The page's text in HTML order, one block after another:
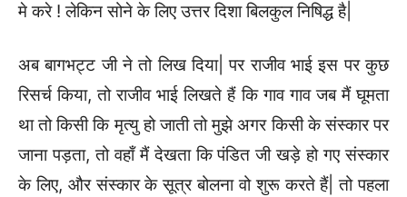
मे करे ! लेकिन सोने के लिए उत्तर दिशा बिलकुल निषिद्ध है|
अब बागभट्ट जी ने तो लिख दिया| पर राजीव भाई इस पर कुछ
रिसर्च किया, तो राजीव भाई लिखते हैं कि गाव गाव जब मैं घूमता
था तो किसी कि मृत्यु हो जाती तो मुझे अगर किसी के संस्कार पर
जाना पड़ता, तो वहाँ मैं देखता कि पंडित जी खड़े हो गए संस्कार
के लिए, और संस्कार के सूत्र बोलना वो शुरू करते हैं| तो पहला